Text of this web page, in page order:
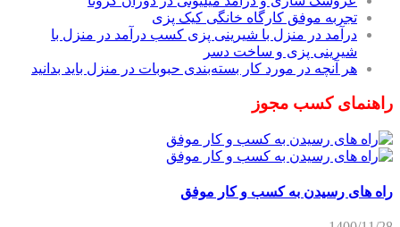
تجربه موفق کارگاه خانگی کیک پزی
درآمد در منزل با شیرینی پزی کسب درآمد در منزل با
شیرینی پزی و ساخت دسر
هر آنچه در مورد کار بسته‌بندی حبوبات در منزل باید بدانید
راهنمای کسب مجوز
راه های رسیدن به کسب و کار موفق